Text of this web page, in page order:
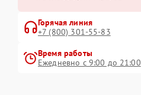
Горячая линия
+7 (800) 301-55-83
Время работы
Ежедневно с 9:00 до 21:00